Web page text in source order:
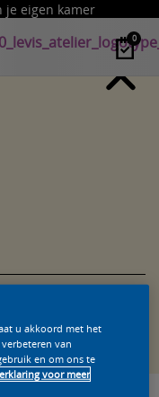
eigen kamer
0
in deze kleur
u akkoord met het
van
en om ons te
voor meer